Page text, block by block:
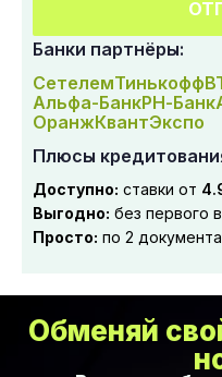
Банки партнёры:
СетелемТинькофф
Альфа-БанкРН-Банк
ОранжКвантЭкспо
Плюсы
Доступно: ставки от
Выгодно: без первого
Просто: по 2
Обменяй